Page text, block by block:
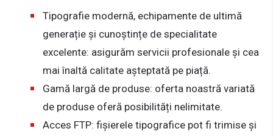
Tipografie modernă, echipamente de ultimă
generație și cunoștințe de specialitate
excelente: asigurăm servicii profesionale și cea
mai înaltă calitate așteptată pe piață.
Gamă largă de produse: oferta noastră variată
de produse oferă posibilități nelimitate.
Acces FTP: fișierele tipografice pot fi trimise și